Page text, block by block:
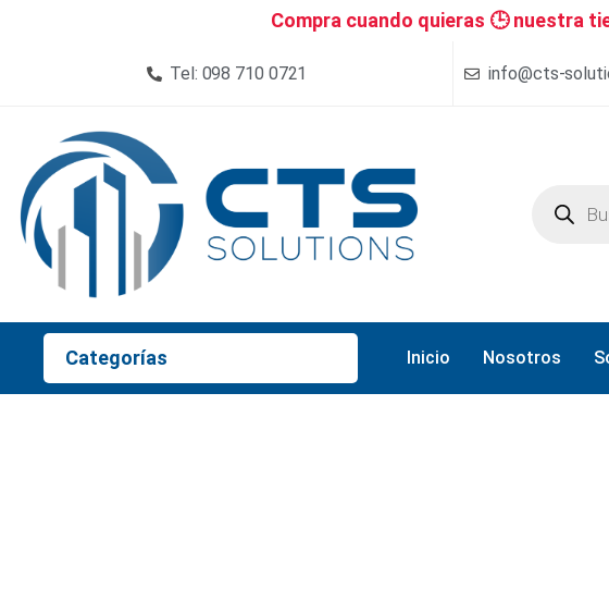
Compra cuando quieras 🕒 nuestra
Tel: 098 710 0721 info@cts-
Categorías Inicio Nosotros